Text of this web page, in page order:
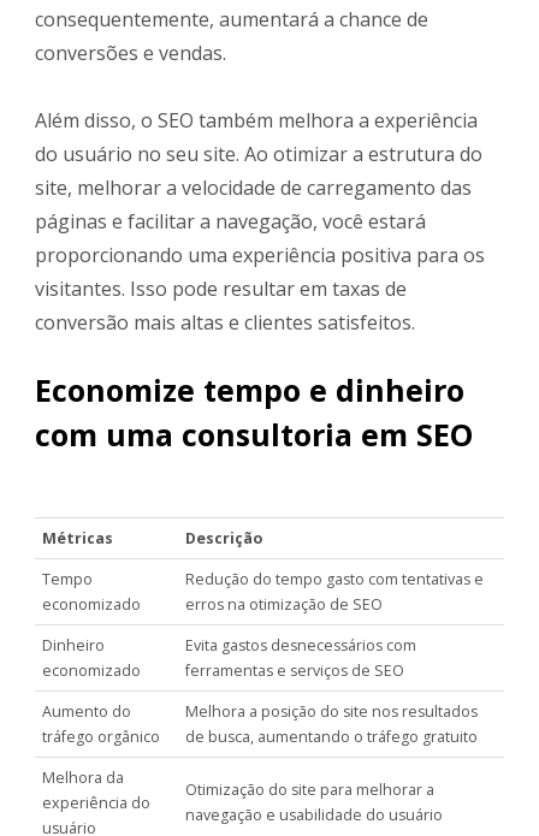
consequentemente, aumentará a chance de
conversões e vendas.
Além disso, o SEO também melhora a experiência
do usuário no seu site. Ao otimizar a estrutura do
site, melhorar a velocidade de carregamento das
páginas e facilitar a navegação, você estará
proporcionando uma experiência positiva para os
visitantes. Isso pode resultar em taxas de
conversão mais altas e clientes satisfeitos.
Economize tempo e dinheiro
com uma consultoria em SEO
Métricas
Descrição
Tempo
economizado
Redução do tempo gasto com tentativas e
erros na otimização de SEO
Dinheiro
economizado
Evita gastos desnecessários com
ferramentas e serviços de SEO
Aumento do
tráfego orgânico
Melhora a posição do site nos resultados
de busca, aumentando o tráfego gratuito
Melhora da
experiência do
usuário
Otimização do site para melhorar a
navegação e usabilidade do usuário